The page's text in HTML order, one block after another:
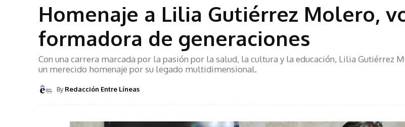
Homenaje a Lilia Gutiérrez Molero,
formadora de generaciones
Con una carrera marcada por la pasión por la salud, la cultura y la educación, Lilia Gutiérrez
un merecido homenaje por su legado multidimensional.
By Redacción Entre Líneas